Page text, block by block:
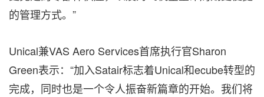
的管理方式。”
Unical兼VAS Aero Services首席执行官Sharon
Green表示：“加入Satair标志着Unical和ecube转型的
完成，同时也是一个令人振奋新篇章的开始。我们将